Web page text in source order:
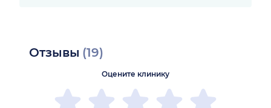
Отзывы (19)
Оцените клинику